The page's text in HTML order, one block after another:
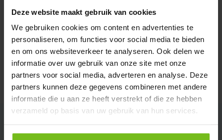
Deze website maakt gebruik van cookies
We gebruiken cookies om content en advertenties te
personaliseren, om functies voor social media te bieden
en om ons websiteverkeer te analyseren. Ook delen we
informatie over uw gebruik van onze site met onze
partners voor social media, adverteren en analyse. Deze
partners kunnen deze gegevens combineren met andere
informatie die u aan ze heeft verstrekt of die ze hebben
verzameld op basis van uw gebruik van hun services.
Specificaties
Reviews
Delen